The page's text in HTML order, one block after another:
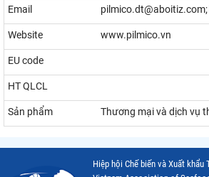
Email
Website www.pilmico.vn
EU code
HT QLCL
Sản phẩm Thương mại và dịch vụ
Hiệp hội Chế biến và Xuất khẩu